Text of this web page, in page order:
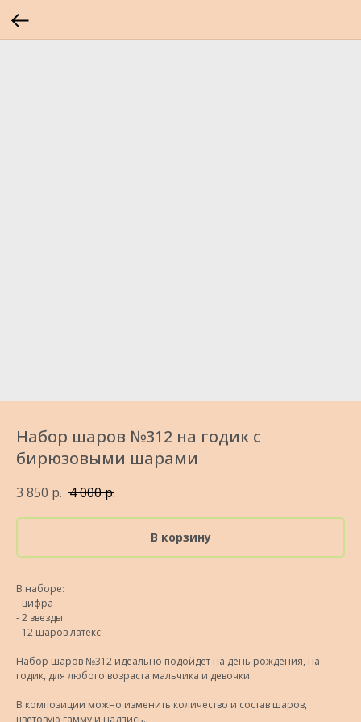
Набор шаров №312 на годик с
бирюзовыми шарами
3 850 р. 4 000р.
В корзину
В наборе:
- цифра
- 2 звезды
- 12 шаров латекс
Набор шаров №312 идеально подойдет на день рождения, на
годик, для любого возраста мальчика и девочки.
В композиции можно изменить количество и состав шаров,